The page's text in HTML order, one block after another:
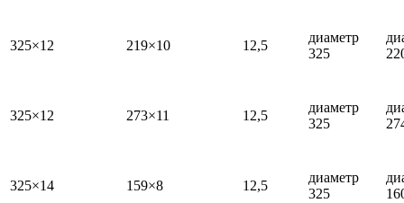
325×12 219×10 12,5
диаметр
325
325×12 273×11 12,5
диаметр
325
325×14 159×8 12,5
диаметр
325